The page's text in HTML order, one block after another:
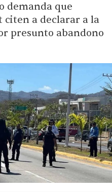
demanda que
citen a declarar a la
presunto abandono